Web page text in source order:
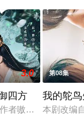
，醒来，却是丈
3.0
四方
者嗷小泽的独家连
第08集
我的鸵
本剧改编